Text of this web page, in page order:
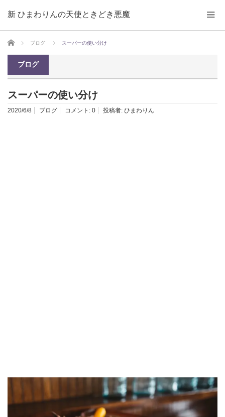
新 ひまわりんの天使ときどき悪魔
ホーム ブログ スーパーの使い分け
ブログ
スーパーの使い分け
2020/6/8 ブログ コメント: 0 投稿者: ひまわりん